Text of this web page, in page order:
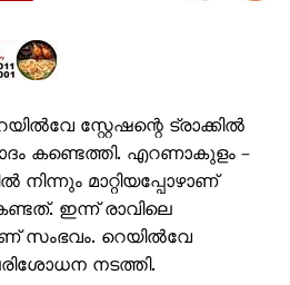
സ്റ്റേഷന്റെ ട്രാക്കിൽ
കണ്ടെത്തി. എറണാകുളം –
നിന്നും മാറ്റിയപ്പോഴാണ്
ഇന്ന് രാവിലെ
സംഭവം. റെയിൽവേ
നടത്തി.